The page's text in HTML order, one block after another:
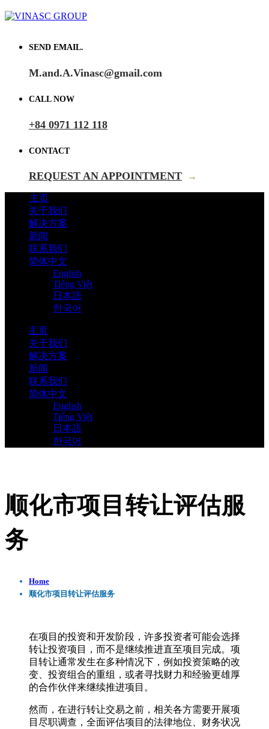
SEND EMAIL.
M.and.A.Vinasc@gmail.com
CALL NOW
+84 0971 112 118
CONTACT
REQUEST AN APPOINTMENT →
主页
关于我们
解决方案
新闻
联系我们
简体中文
English
Tiếng Việt
日本語
한국어
主页
关于我们
解决方案
新闻
联系我们
简体中文
English
Tiếng Việt
日本語
한국어
顺化市项目转让评估服
务
Home
顺化市项目转让评估服务
在项目的投资和开发阶段，许多投资者可能会选择
转让投资项目，而不是继续推进直至项目完成。项
目转让通常发生在多种情况下，例如投资策略的改
变、投资组合的重组，或者寻找财力和经验更雄厚
的合作伙伴来继续推进项目。
然而，在进行转让交易之前，相关各方需要开展项
目尽职调查，全面评估项目的法律地位、财务状况